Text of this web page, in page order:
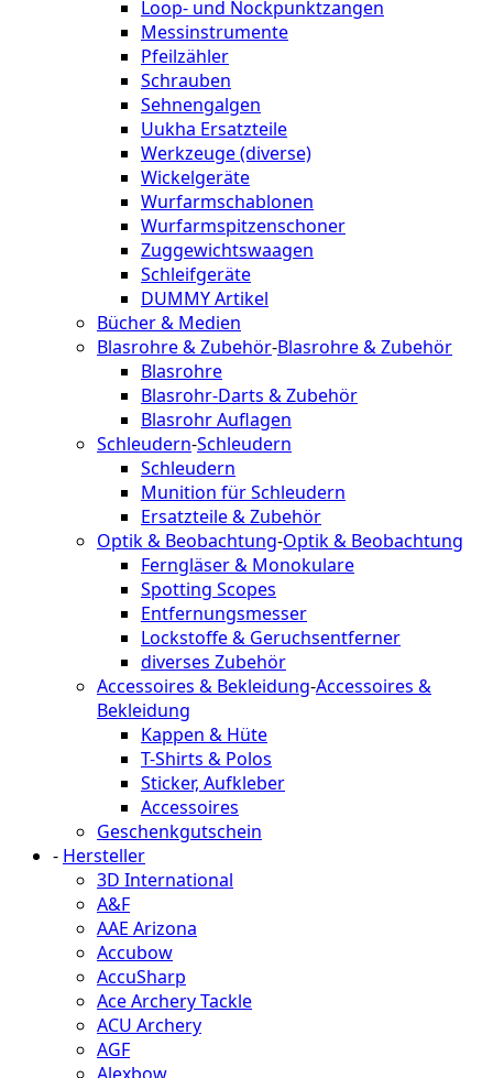
Loop- und Nockpunktzangen
Messinstrumente
Pfeilzähler
Schrauben
Sehnengalgen
Uukha Ersatzteile
Werkzeuge (diverse)
Wickelgeräte
Wurfarmschablonen
Wurfarmspitzenschoner
Zuggewichtswaagen
Schleifgeräte
DUMMY Artikel
Bücher & Medien
Blasrohre & Zubehör-Blasrohre & Zubehör
Blasrohre
Blasrohr-Darts & Zubehör
Blasrohr Auflagen
Schleudern-Schleudern
Schleudern
Munition für Schleudern
Ersatzteile & Zubehör
Optik & Beobachtung-Optik & Beobachtung
Ferngläser & Monokulare
Spotting Scopes
Entfernungsmesser
Lockstoffe & Geruchsentferner
diverses Zubehör
Accessoires & Bekleidung-Accessoires &
Bekleidung
Kappen & Hüte
T-Shirts & Polos
Sticker, Aufkleber
Accessoires
Geschenkgutschein
- Hersteller
3D International
A&F
AAE Arizona
Accubow
AccuSharp
Ace Archery Tackle
ACU Archery
AGF